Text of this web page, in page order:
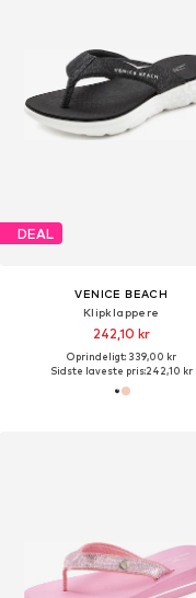
DEAL
VENICE BEACH
Klipklappere
242,10 kr
Oprindeligt: 339,00 kr
Sidste laveste pris:242,10 kr